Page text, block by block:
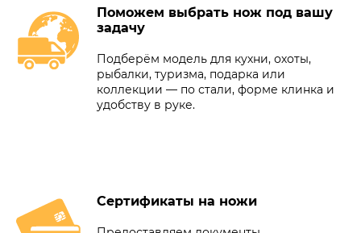
Поможем выбрать нож под вашу
задачу
Подберём модель для кухни, охоты,
рыбалки, туризма, подарка или
коллекции — по стали, форме клинка и
удобству в руке.
Сертификаты на ножи